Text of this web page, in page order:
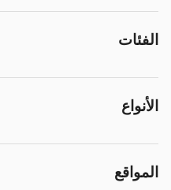
الفئات
الأنواع
المواقع